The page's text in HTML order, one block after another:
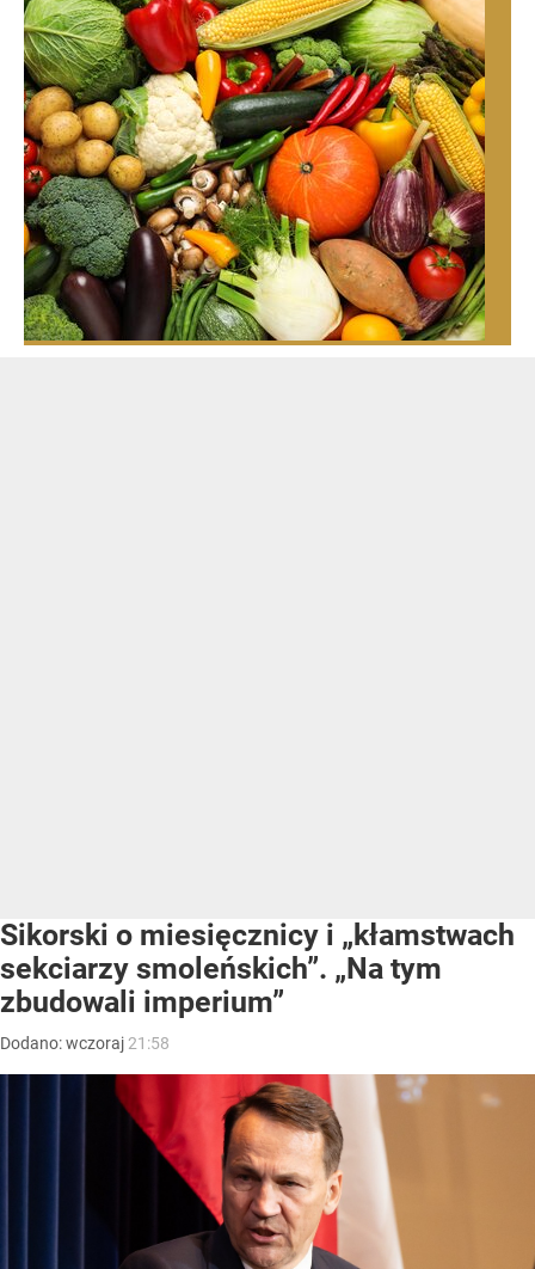
Sikorski o miesięcznicy i „kłamstwach
sekciarzy smoleńskich”. „Na tym
zbudowali imperium”
Dodano:wczoraj 21:58